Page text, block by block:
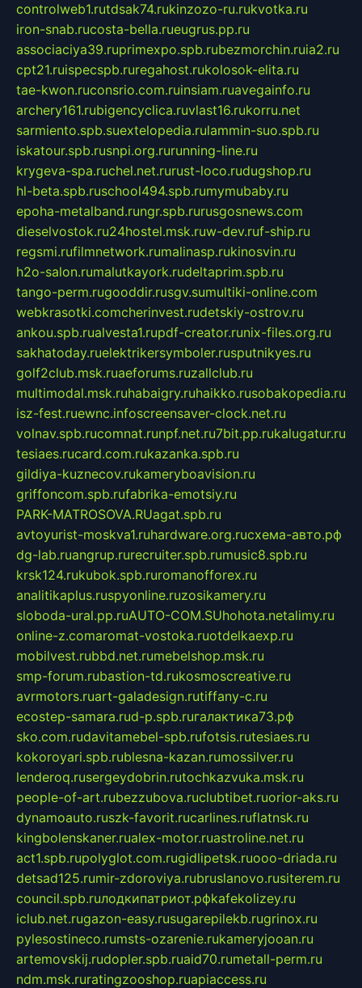
controlweb1.rutdsak74.rukinzozo-ru.rukvotka.ru
iron-snab.rucosta-bella.rueugrus.pp.ru
associaciya39.ruprimexpo.spb.rubezmorchin.ruia2.ru
cpt21.ruispecspb.ruregahost.rukolosok-elita.ru
tae-kwon.ruconsrio.com.ruinsiam.ruavegainfo.ru
archery161.rubigencyclica.ruvlast16.rukorru.net
sarmiento.spb.suextelopedia.rulammin-suo.spb.ru
iskatour.spb.rusnpi.org.rurunning-line.ru
krygeva-spa.ruchel.net.rurust-loco.rudugshop.ru
hl-beta.spb.ruschool494.spb.rumymubaby.ru
epoha-metalband.rungr.spb.rurusgosnews.com
dieselvostok.ru24hostel.msk.ruw-dev.ruf-ship.ru
regsmi.rufilmnetwork.rumalinasp.rukinosvin.ru
h2o-salon.rumalutkayork.rudeltaprim.spb.ru
tango-perm.rugooddir.rusgv.sumultiki-online.com
webkrasotki.comcherinvest.rudetskiy-ostrov.ru
ankou.spb.rualvesta1.rupdf-creator.runix-files.org.ru
sakhatoday.ruelektrikersymboler.rusputnikyes.ru
golf2club.msk.ruaeforums.ruzallclub.ru
multimodal.msk.ruhabaigry.ruhaikko.rusobakopedia.ru
isz-fest.ruewnc.infoscreensaver-clock.net.ru
volnav.spb.rucomnat.runpf.net.ru7bit.pp.rukalugatur.ru
tesiaes.rucard.com.rukazanka.spb.ru
gildiya-kuznecov.rukameryboavision.ru
griffoncom.spb.rufabrika-emotsiy.ru
PARK-MATROSOVA.RUagat.spb.ru
avtoyurist-moskva1.ruhardware.org.ruсхема-авто.рф
dg-lab.ruangrup.rurecruiter.spb.rumusic8.spb.ru
krsk124.rukubok.spb.ruromanofforex.ru
analitikaplus.ruspyonline.ruzosikamery.ru
sloboda-ural.pp.ruAUTO-COM.SUhohota.netalimy.ru
online-z.comaromat-vostoka.ruotdelkaexp.ru
mobilvest.rubbd.net.rumebelshop.msk.ru
smp-forum.rubastion-td.rukosmoscreative.ru
avrmotors.ruart-galadesign.rutiffany-c.ru
ecostep-samara.rud-p.spb.ruгалактика73.рф
sko.com.rudavitamebel-spb.rufotsis.rutesiaes.ru
kokoroyari.spb.rublesna-kazan.rumossilver.ru
lenderoq.rusergeydobrin.rutochkazvuka.msk.ru
people-of-art.rubezzubova.ruclubtibet.ruorior-aks.ru
dynamoauto.ruszk-favorit.rucarlines.ruflatnsk.ru
kingbolenskaner.rualex-motor.ruastroline.net.ru
act1.spb.rupolyglot.com.rugidlipetsk.ruooo-driada.ru
detsad125.rumir-zdoroviya.rubruslanovo.rusiterem.ru
council.spb.ruлодкипатриот.рфkafekolizey.ru
iclub.net.rugazon-easy.rusugarepilekb.rugrinox.ru
pylesostineco.rumsts-ozarenie.rukameryjooan.ru
artemovskij.rudopler.spb.ruaid70.rumetall-perm.ru
ndm.msk.ruratingzooshop.ruapiaccess.ru